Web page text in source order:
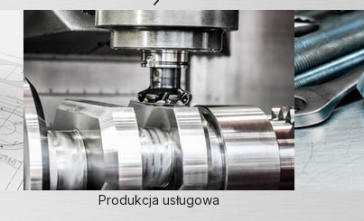
Produkcja usługowa